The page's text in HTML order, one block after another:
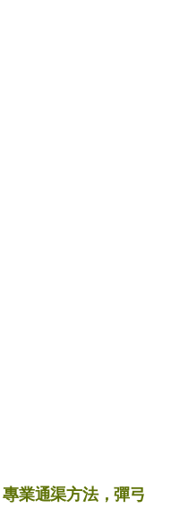
業通渠方法，彈弓